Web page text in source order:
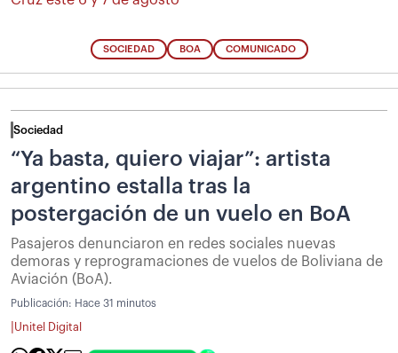
SOCIEDAD BOA COMUNICADO
Sociedad
“Ya basta, quiero viajar”: artista
argentino estalla tras la
postergación de un vuelo en BoA
Pasajeros denunciaron en redes sociales nuevas
demoras y reprogramaciones de vuelos de Boliviana de
Aviación (BoA).
Publicación: Hace 31 minutos
Unitel Digital